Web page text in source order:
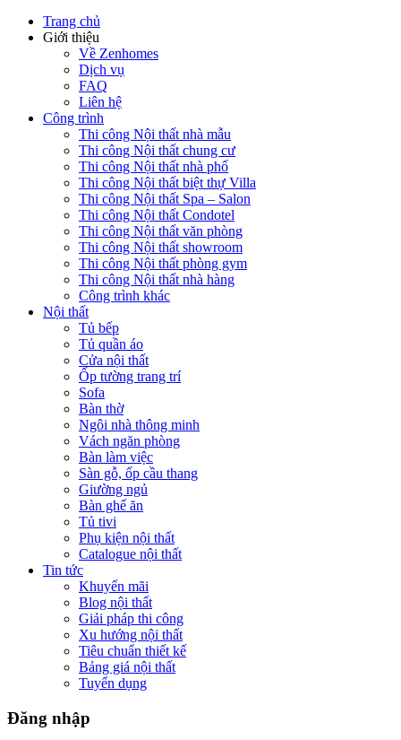
Trang chủ
Giới thiệu
Về Zenhomes
Dịch vụ
FAQ
Liên hệ
Công trình
Thi công Nội thất nhà mẫu
Thi công Nội thất chung cư
Thi công Nội thất nhà phố
Thi công Nội thất biệt thự Villa
Thi công Nội thất Spa – Salon
Thi công Nội thất Condotel
Thi công Nội thất văn phòng
Thi công Nội thất showroom
Thi công Nội thất phòng gym
Thi công Nội thất nhà hàng
Công trình khác
Nội thất
Tủ bếp
Tủ quần áo
Cửa nội thất
Ốp tường trang trí
Sofa
Bàn thờ
Ngôi nhà thông minh
Vách ngăn phòng
Bàn làm việc
Sàn gỗ, ốp cầu thang
Giường ngủ
Bàn ghế ăn
Tủ tivi
Phụ kiện nội thất
Catalogue nội thất
Tin tức
Khuyến mãi
Blog nội thất
Giải pháp thi công
Xu hướng nội thất
Tiêu chuẩn thiết kế
Bảng giá nội thất
Tuyển dụng
Đăng nhập